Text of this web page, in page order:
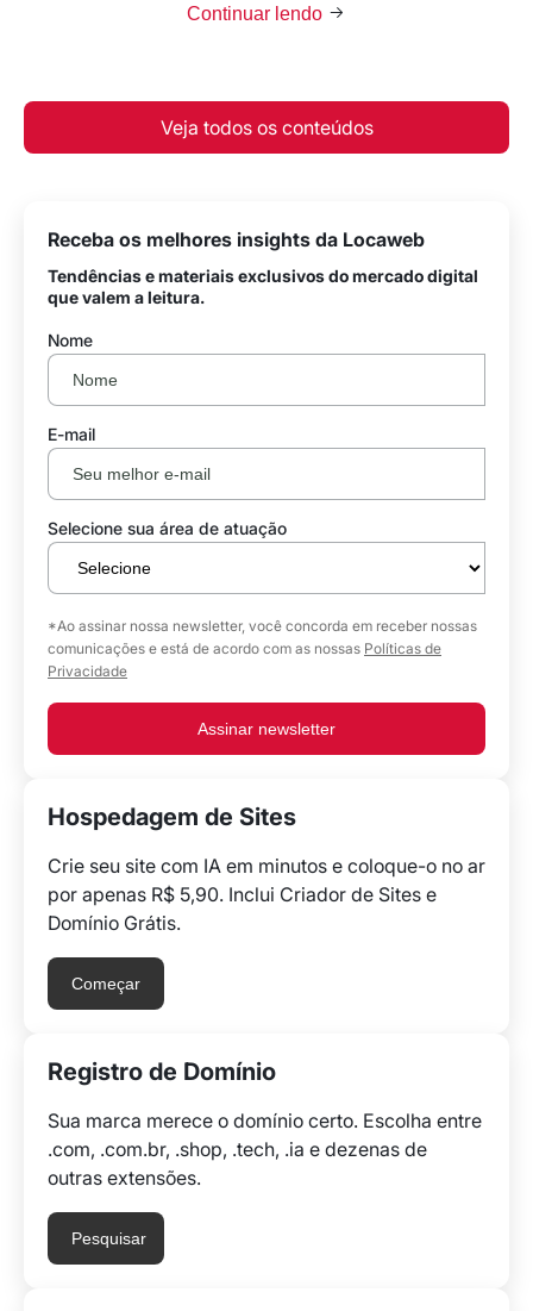
Continuar lendo
Veja todos os conteúdos
Receba os melhores insights da Locaweb
Tendências e materiais exclusivos do mercado digital
que valem a leitura.
Nome
E-mail
Selecione sua área de atuação
*Ao assinar nossa newsletter, você concorda em receber nossas
comunicações e está de acordo com as nossas Políticas de
Privacidade
Assinar newsletter
Hospedagem de Sites
Crie seu site com IA em minutos e coloque-o no ar
por apenas R$ 5,90. Inclui Criador de Sites e
Domínio Grátis.
Começar
Registro de Domínio
Sua marca merece o domínio certo. Escolha entre
.com, .com.br, .shop, .tech, .ia e dezenas de
outras extensões.
Pesquisar